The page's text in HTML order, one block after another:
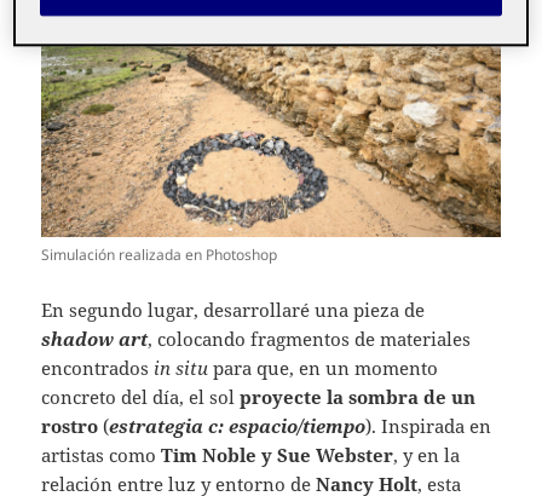
Simulación realizada en Photoshop
En segundo lugar, desarrollaré una pieza de
shadow art, colocando fragmentos de materiales
encontrados in situ para que, en un momento
concreto del día, el solproyecte la sombra de un
rostro (estrategia c: espacio/tiempo). Inspirada en
artistas comoTim Noble ySue Webster, y en la
relación entre luz y entorno deNancy Holt, esta